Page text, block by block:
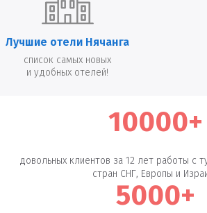
Лучшие отели Нячанга
список самых новых
и удобных отелей!
10000+
довольных клиентов за 12 лет работы с
стран СНГ, Европы и
5000+